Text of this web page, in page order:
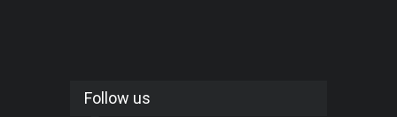
Follow us